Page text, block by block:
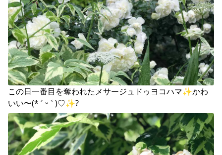
この日一番目を奪われたメサージュドゥヨコハマ✨かわ
いい〜(* ˃ ᵕ ˂ )♡︎✨?